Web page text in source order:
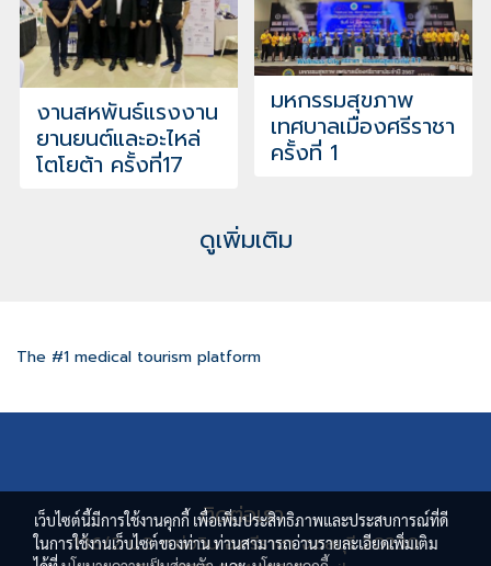
มหกรรมสุขภาพ
เทศบาลเมืองศรีราชา
ครั้งที่ 1
งานสหพันธ์แรงงาน
ยานยนต์และอะไหล่
โตโยต้า ครั้งที่17
ดูเพิ่มเติม
The #1 medical tourism platform
ติดต่อเรา
136/2 ม.3 ต.บ่อวิน อ.ศรีราชา จ.ชลบุรี 20230
เว็บไซต์นี้มีการใช้งานคุกกี้ เพื่อเพิ่มประสิทธิภาพและประสบการณ์ที่ดี
ในการใช้งานเว็บไซต์ของท่าน ท่านสามารถอ่านรายละเอียดเพิ่มเติม